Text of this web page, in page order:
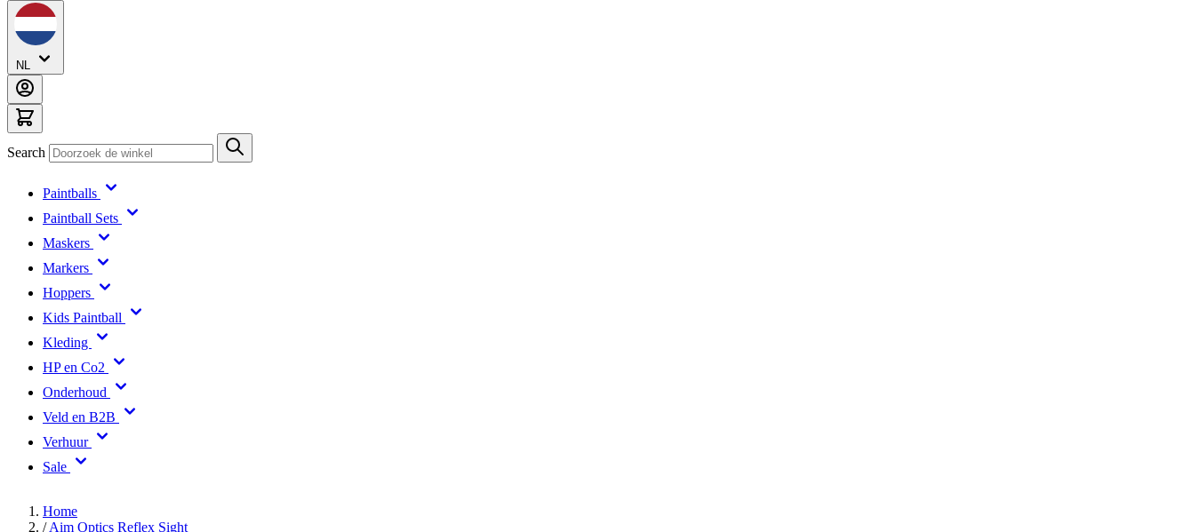
NL
Search
Paintballs
Paintball Sets
Maskers
Markers
Hoppers
Kids Paintball
Kleding
HP en Co2
Onderhoud
Veld en B2B
Verhuur
Sale
Home
/ Aim Optics Reflex Sight